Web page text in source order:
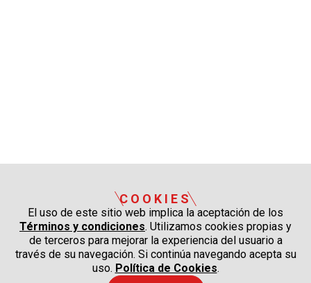
COOKIES
El uso de este sitio web implica la aceptación de los
Términos y condiciones. Utilizamos cookies propias y
de terceros para mejorar la experiencia del usuario a
través de su navegación. Si continúa navegando acepta su
uso. Política de Cookies.